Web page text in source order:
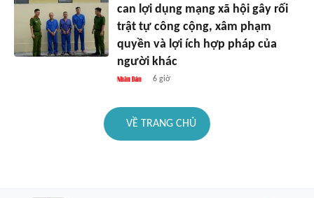
can lợi dụng mạng xã hội gây rối
trật tự công cộng, xâm phạm
quyền và lợi ích hợp pháp của
người khác
6 giờ
VỀ TRANG CHỦ